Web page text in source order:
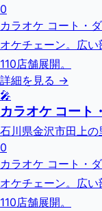
0
カラオケ コート・
オケチェーン。広
110店舗展開。
詳細を見る →
🎤
カラオケ コート
石川県金沢市田上の
0
カラオケ コート・
オケチェーン。広
110店舗展開。